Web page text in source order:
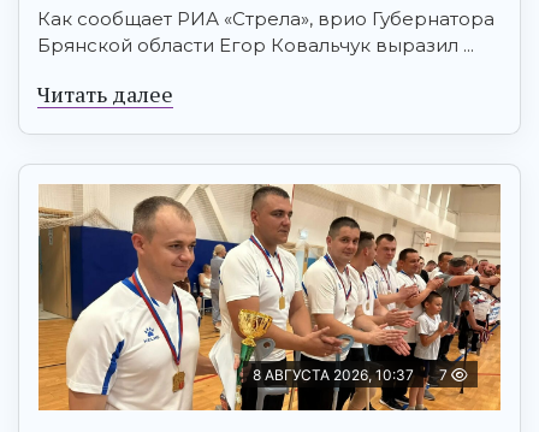
Как сообщает РИА «Стрела», врио Губернатора
Брянской области Егор Ковальчук выразил ...
Читать далее
8 АВГУСТА 2026, 10:37 7